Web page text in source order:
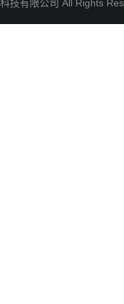
科技有限公司 All Rights